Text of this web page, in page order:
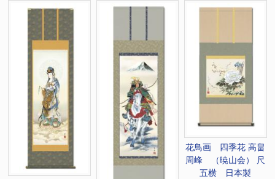
花鳥画 四季花 高畠
周峰 （暁山会） 尺
五横 日本製